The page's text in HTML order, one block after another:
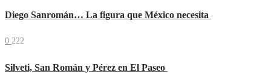
Diego Sanromán… La figura que México necesita
0 222
Silveti, San Román y Pérez en El Paseo